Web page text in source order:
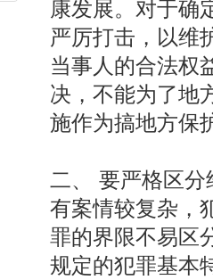
康发展。对于确
严厉打击，以维
当事人的合法权
决，不能为了地
施作为搞地方保
二、 要严格区
有案情较复杂，
罪的界限不易区
规定的犯罪基本